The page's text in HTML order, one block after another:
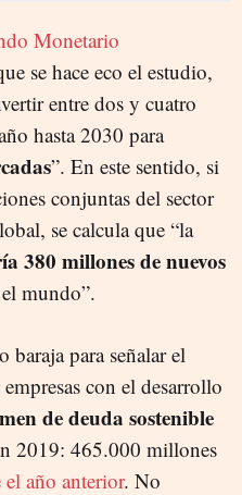
Monetario
se hace eco el estudio,
entre dos y cuatro
hasta 2030 para
”. En este sentido, si
conjuntas del sector
se calcula que “la
380 millones de nuevos
mundo”.
baraja para señalar el
con el desarrollo
de deuda sostenible
2019: 465.000 millones
año anterior. No